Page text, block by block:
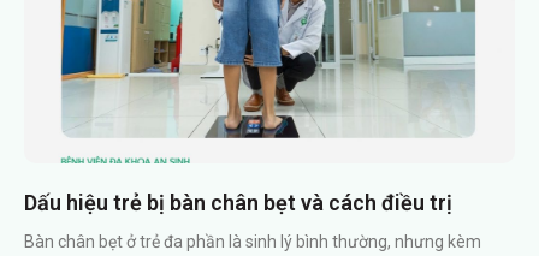
Dấu hiệu trẻ bị bàn chân bẹt và cách điều trị
Bàn chân bẹt ở trẻ đa phần là sinh lý bình thường, nhưng kèm